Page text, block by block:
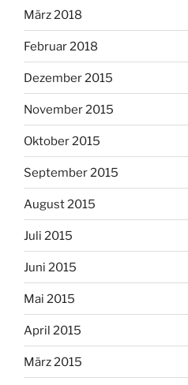
März 2018
Februar 2018
Dezember 2015
November 2015
Oktober 2015
September 2015
August 2015
Juli 2015
Juni 2015
Mai 2015
April 2015
März 2015